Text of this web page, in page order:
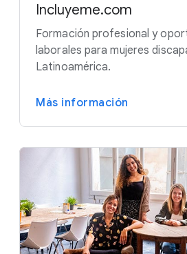
Incluyeme.com
Formación profesional y
laborales para mujeres
Latinoamérica.
Más información